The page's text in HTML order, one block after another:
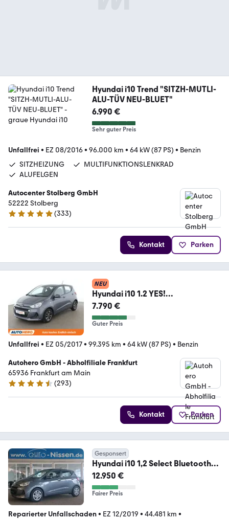
Hyundai i10 Trend "SITZH-MUTLI-
ALU-TÜV NEU-BLUET"
6.990 €
Sehr guter Preis
Unfallfrei • EZ 08/2016• 96.000 km • 64 kW (87 PS) • Benzin
SITZHEIZUNG
MULTIFUNKTIONSLENKRAD
ALUFELGEN
Autocenter Stolberg GmbH
52222 Stolberg
4.9 Sterne
(333)
Kontakt Parken
NEU
Hyundai i10 1.2 YES!
*TEMPO*SHZ*ALU*KLIMA*
7.790 €
Guter Preis
Unfallfrei • EZ 05/2017• 99.395 km • 64 kW (87 PS) • Benzin
Autohero GmbH - Abholfiliale Frankfurt
65936 Frankfurt am Main
4.6 Sterne
(293)
Kontakt Parken
Gesponsert
Hyundai i10 1,2 Select Bluetooth
Klima PDC Winterpaket
12.950 €
Fairer Preis
Reparierter Unfallschaden• EZ 12/2019 • 44.481 km •